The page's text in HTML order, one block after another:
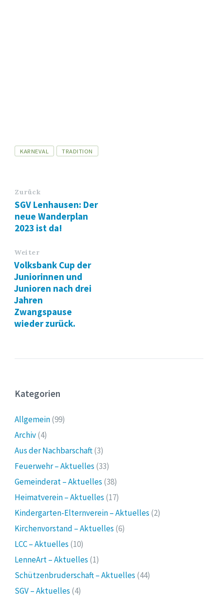
Tags
KARNEVAL TRADITION
Zurück
SGV Lenhausen: Der
neue Wanderplan
2023 ist da!
Weiter
Volksbank Cup der
Juniorinnen und
Junioren nach drei
Jahren
Zwangspause
wieder zurück.
Kategorien
Allgemein(99)
Archiv(4)
Aus der Nachbarschaft(3)
Feuerwehr – Aktuelles (33)
Gemeinderat – Aktuelles (38)
Heimatverein – Aktuelles (17)
Kindergarten-Elternverein – Aktuelles (2)
Kirchenvorstand – Aktuelles (6)
LCC – Aktuelles (10)
LenneArt – Aktuelles (1)
Schützenbruderschaft – Aktuelles (44)
SGV – Aktuelles (4)